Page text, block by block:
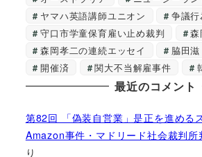
ヤマハ英語講師ユニオン
争議行
守口市学童保育雇い止め裁判
森
森岡孝二の連続エッセイ
脇田滋
開催済
関大不当解雇事件
最近のコメント
第82回 「偽装自営業」是正を進める
Amazon事件・マドリード社会裁判所
り